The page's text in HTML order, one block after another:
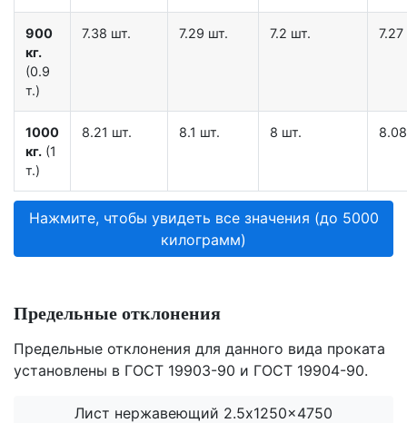
900
кг.
(0.9
т.)
7.38 шт. 7.29 шт. 7.2 шт.
1000
кг. (1
т.)
8.21 шт. 8.1 шт. 8 шт.
Нажмите, чтобы увидеть все значения (до 5000
килограмм)
Предельные отклонения
Предельные отклонения для данного вида проката
установлены в ГОСТ 19903-90 и ГОСТ 19904-90.
Лист нержавеющий 2.5x1250x4750